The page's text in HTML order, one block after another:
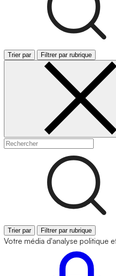
Trier par Filtrer par rubrique
Trier par Filtrer par rubrique
Votre média d'analyse politique